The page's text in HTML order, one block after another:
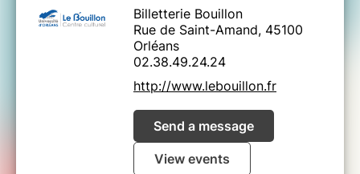
Billetterie Bouillon
Rue de Saint-Amand, 45100
Orléans
02.38.49.24.24
http://www.lebouillon.fr
Send a message
View events